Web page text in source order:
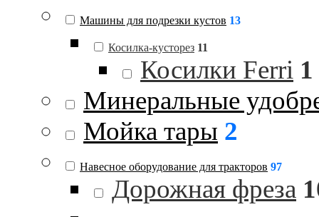
Машины для подрезки кустов 13
Косилка-кусторез 11
Косилки Ferri 1
Минеральные
Мойка тары 2
Навесное оборудование для тракторов 97
Дорожная фреза